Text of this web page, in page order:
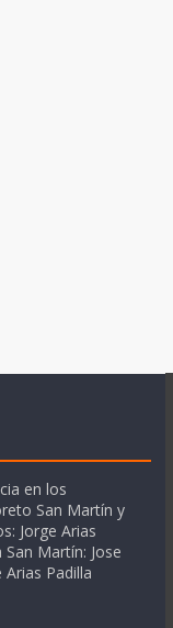
en los
San Martín y
Jorge Arias
Martín: Jose
Arias Padilla